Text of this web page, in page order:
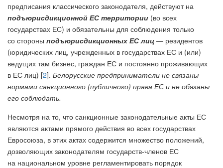
предписания классического законодателя, действуют на
подъюрисдикционной ЕС территории (во всех
государствах ЕС) и обязательны для соблюдения только
со стороны подъюрисдикционных ЕС лиц — резидентов
(юридических лиц, учрежденных в государствах ЕС и (или)
ведущих там бизнес, граждан ЕС и постоянно проживающих
в ЕС лиц) [2]. Белорусские предприниматели не связаны
нормами санкционного (публичного) права ЕС и не обязаны
его соблюдать.
Несмотря на то, что санкционные законодательные акты ЕС
являются актами прямого действия во всех государствах
Евросоюза, в этих актах содержится множество положений,
дозволяющих законодателям государств-членов ЕС
на национальном уровне регламентировать порядок